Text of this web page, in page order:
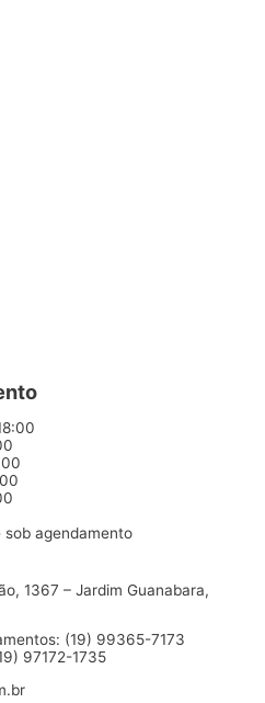
sob agendamento
1367 – Jardim Guanabara,
(19) 99365-7173
97172-1735